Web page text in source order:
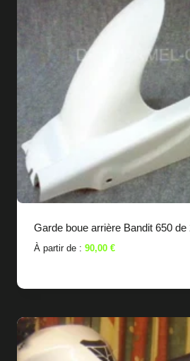
Garde boue arrière Bandit 650 de
À partir de : 90,00 €